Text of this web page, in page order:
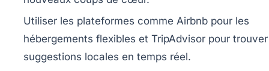
Utiliser les plateformes comme Airbnb pour les
hébergements flexibles et TripAdvisor pour
suggestions locales en temps réel.